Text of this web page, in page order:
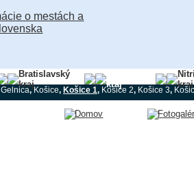
Bratislavský
kraj
kraj
kraj
Gelnica,Košice, Košice 1, Košice 2, Košice 3,